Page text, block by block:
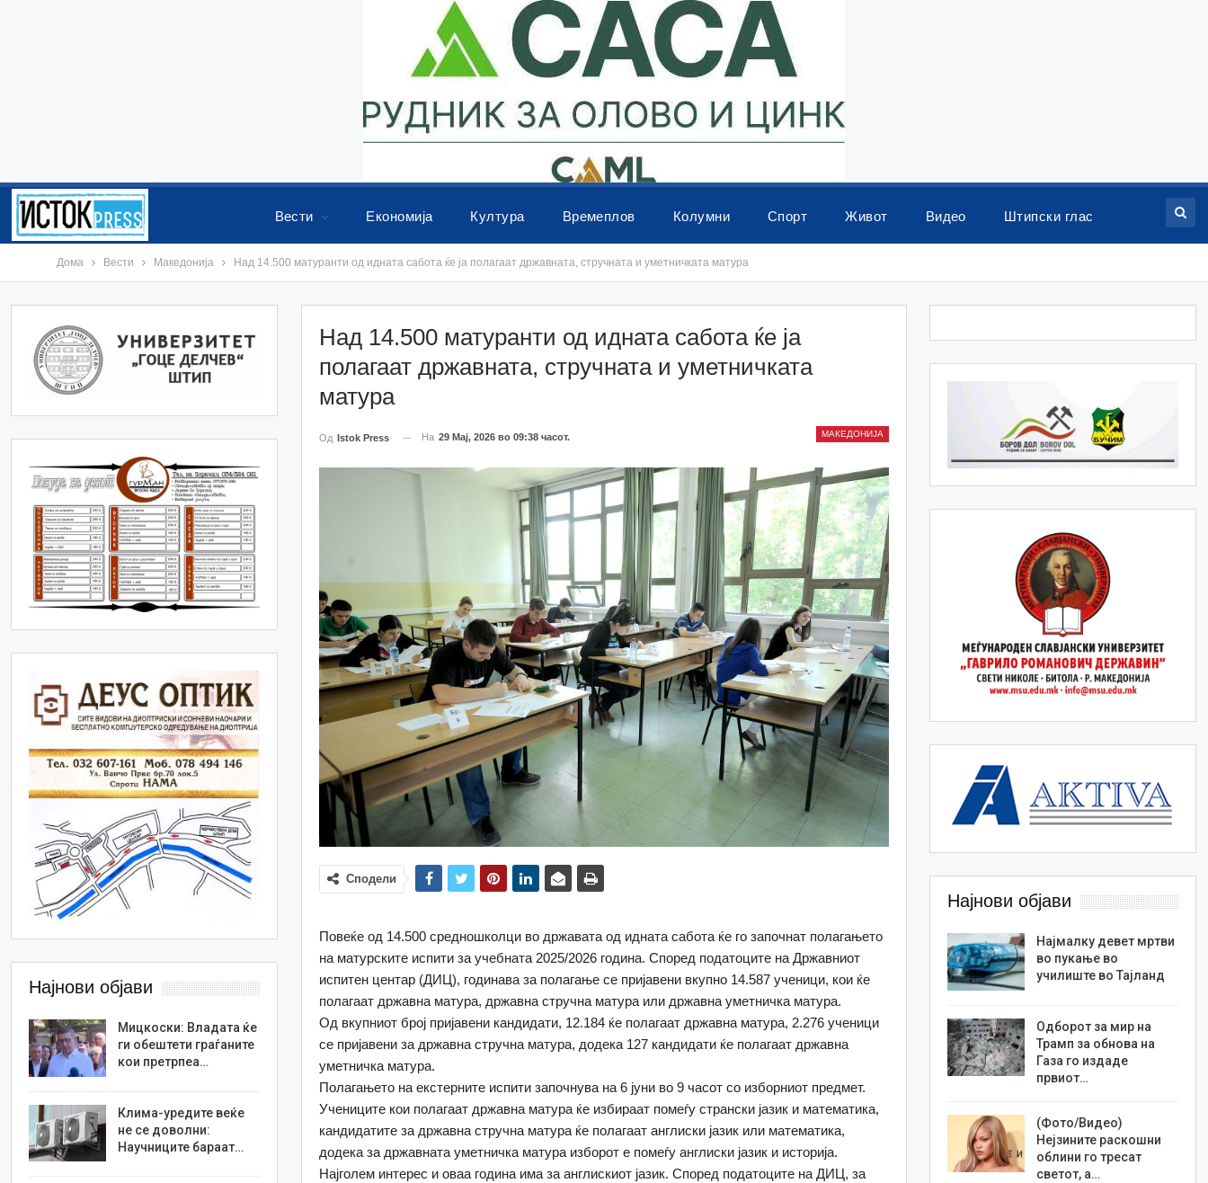
Вести Економија Култура Времеплов Колумни Спорт Живот Видео Штипски глас
Дома Вести Македонија Над 14.500 матуранти од идната сабота ќе ја полагаат државната, стручната и уметничката матура
Над 14.500 матуранти од идната сабота ќе ја
полагаат државната, стручната и уметничката
матура
МАКЕДОНИЈА
Од Istok Press На 29 Мај, 2026 во 09:38 часот.
Сподели
Повеќе од 14.500 средношколци во државата од идната сабота ќе го започнат полагањето
на матурските испити за учебната 2025/2026 година. Според податоците на Државниот
испитен центар (ДИЦ), годинава за полагање се пријавени вкупно 14.587 ученици, кои ќе
полагаат државна матура, државна стручна матура или државна уметничка матура.
Од вкупниот број пријавени кандидати, 12.184 ќе полагаат државна матура, 2.276 ученици
се пријавени за државна стручна матура, додека 127 кандидати ќе полагаат државна
уметничка матура.
Полагањето на екстерните испити започнува на 6 јуни во 9 часот со изборниот предмет.
Учениците кои полагаат државна матура ќе избираат помеѓу странски јазик и математика,
кандидатите за државна стручна матура ќе полагаат англиски јазик или математика,
додека за државната уметничка матура изборот е помеѓу англиски јазик и историја.
Најголем интерес и оваа година има за англискиот јазик. Според податоците на ДИЦ, за
Најнови објави
Најмалку девет мртви
во пукање во
училиште во Тајланд
Одборот за мир на
Трамп за обнова на
Газа го издаде
првиот…
(Фото/Видео)
Нејзините раскошни
облини го тресат
светот, а…
Најнови објави
Мицкоски: Владата ќе
ги обештети граѓаните
кои претрпеа…
Клима-уредите веќе
не се доволни:
Научниците бараат…